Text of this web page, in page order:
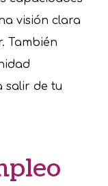
visión clara
También
salir de tu